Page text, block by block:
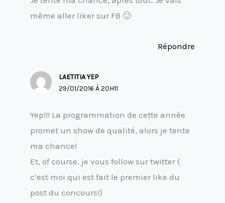
même aller liker sur FB 🙂
Répondre
LAETITIA YEP
29/01/2016 À 20H11
Yep!!! La programmation de cette année
promet un show de qualité, alors je tente
ma chance!
Et, of course, je vous follow sur twitter (
c’est moi qui est fait le premier like du
post du concours!)